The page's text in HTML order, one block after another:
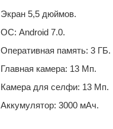
Экран 5,5 дюймов.
ОС: Android 7.0.
Оперативная память: 3 ГБ.
Главная камера: 13 Мп.
Камера для селфи: 13 Мп.
Аккумулятор: 3000 мАч.